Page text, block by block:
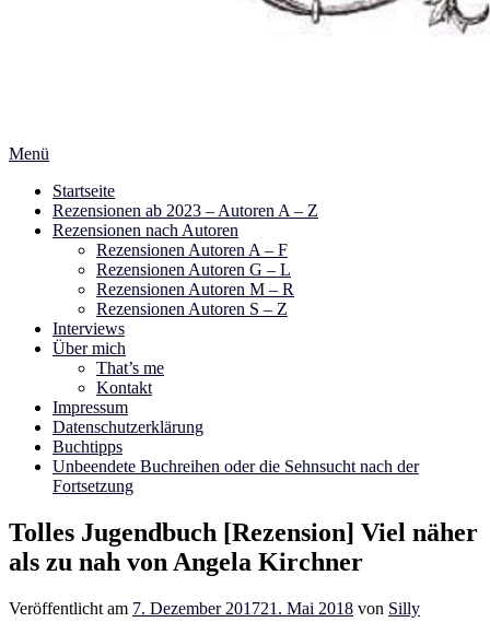
Menü
Startseite
Rezensionen ab 2023 – Autoren A – Z
Rezensionen nach Autoren
Rezensionen Autoren A – F
Rezensionen Autoren G – L
Rezensionen Autoren M – R
Rezensionen Autoren S – Z
Interviews
Über mich
That’s me
Kontakt
Impressum
Datenschutzerklärung
Buchtipps
Unbeendete Buchreihen oder die Sehnsucht nach der
Fortsetzung
Tolles Jugendbuch [Rezension] Viel näher
als zu nah von Angela Kirchner
Veröffentlicht am 7. Dezember 201721. Mai 2018 von Silly